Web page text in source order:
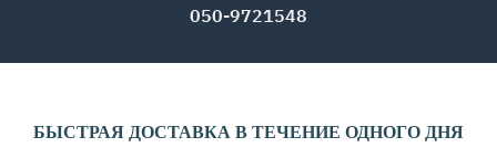
050-9721548
БЫСТРАЯ ДОСТАВКА В ТЕЧЕНИЕ ОДНОГО ДНЯ